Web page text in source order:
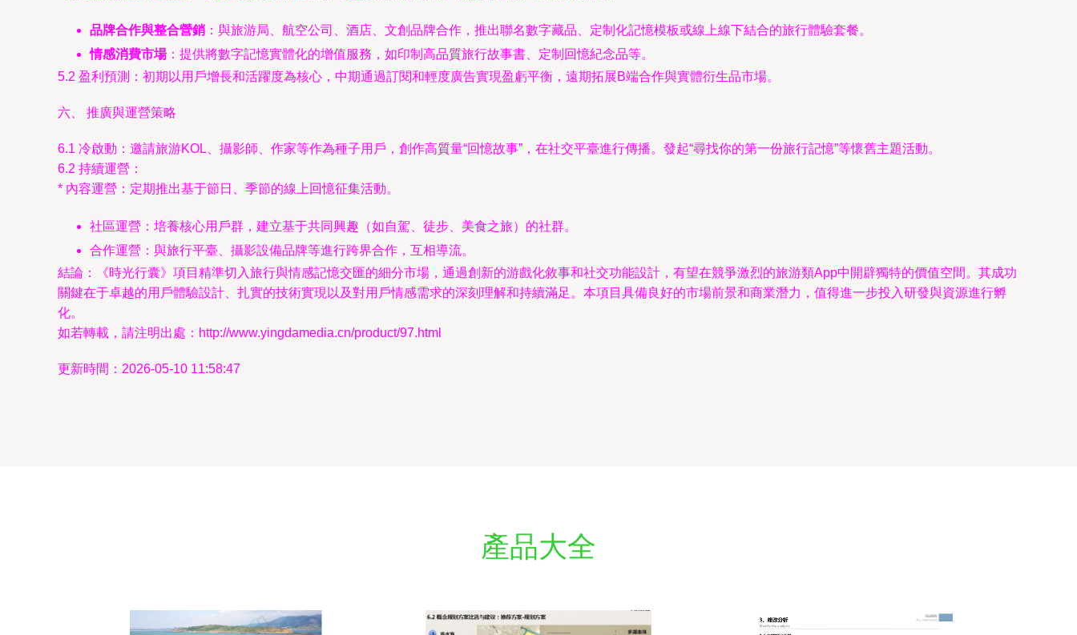
品牌合作與整合營銷 ：與旅游局、航空公司、酒店、文創品牌合作，推出聯名數字藏品、定制化記憶模板或線上線下結合的旅行體驗套餐。
情感消費市場：提供將數字記憶實體化的增值服務，如印制高品質旅行故事書、定制回憶紀念品等。
5.2 盈利預測：初期以用戶增長和活躍度為核心，中期通過訂閱和輕度廣告實現盈虧平衡，遠期拓展B端合作與實體衍生品市場。
六、 推廣與運營策略
6.1 冷啟動：邀請旅游KOL、攝影師、作家等作為種子用戶，創作高質量“回憶故事”，在社交平臺進行傳播。發起“尋找你的第一份旅行記憶”等懷舊主題活動。
6.2 持續運營：
* 內容運營：定期推出基于節日、季節的線上回憶征集活動。
社區運營：培養核心用戶群，建立基于共同興趣（如自駕、徒步、美食之旅）的社群。
合作運營：與旅行平臺、攝影設備品牌等進行跨界合作，互相導流。
結論：《時光行囊》項目精準切入旅行與情感記憶交匯的細分市場，通過創新的游戲化敘事和社交功能設計，有望在競爭激烈的旅游類App中開辟獨特的價值空間。其成功
關鍵在于卓越的用戶體驗設計、扎實的技術實現以及對用戶情感需求的深刻理解和持續滿足。本項目具備良好的市場前景和商業潛力，值得進一步投入研發與資源進行孵
化。
如若轉載，請注明出處：http://www.yingdamedia.cn/product/97.html
更新時間：2026-05-10 11:58:47
產品大全